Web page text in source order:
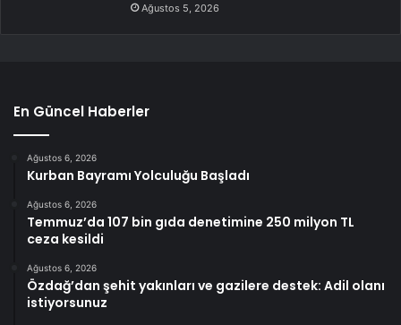
Ağustos 5, 2026
En Güncel Haberler
Ağustos 6, 2026
Kurban Bayramı Yolculuğu Başladı
Ağustos 6, 2026
Temmuz’da 107 bin gıda denetimine 250 milyon TL
ceza kesildi
Ağustos 6, 2026
Özdağ’dan şehit yakınları ve gazilere destek: Adil olanı
istiyorsunuz